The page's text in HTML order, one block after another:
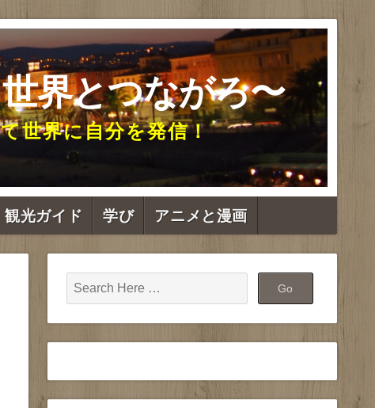
界とつながろ〜
世界に自分を発信！
観光ガイド 学び アニメと漫画